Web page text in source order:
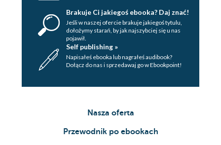
Brakuje Ci jakiegoś ebooka? Daj znać!
Jeśli w naszej ofercie brakuje jakiegoś tytulu,
dołożymy starań, by jak najszybciej się u nas
pojawił.
Self publishing »
Napisałeś ebooka lub nagrałeś audibook?
Dołącz do nas i sprzedawaj go w Ebookpoint!
Nasza oferta
Przewodnik po ebookach